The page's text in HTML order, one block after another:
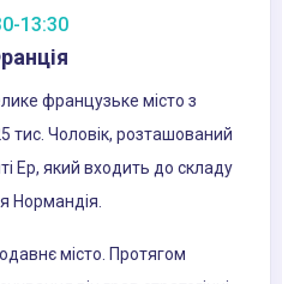
13:30
французьке місто з
тис. Чоловік, розташований
Ер, який входить до складу
Нормандія.
місто. Протягом